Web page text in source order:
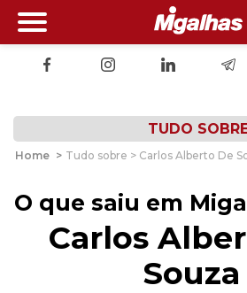
TUDO
Home > Tudo sobre > Carlos Alberto De
O que saiu em
Carlos
Souza